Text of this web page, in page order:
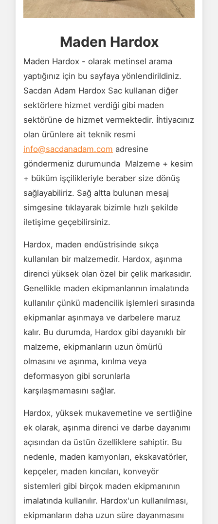
Maden Hardox
Maden Hardox - olarak metinsel arama
yaptığınız için bu sayfaya yönlendirildiniz.
Sacdan Adam Hardox Sac kullanan diğer
sektörlere hizmet verdiği gibi maden
sektörüne de hizmet vermektedir. İhtiyacınız
olan ürünlere ait teknik resmi
info@sacdanadam.com adresine
göndermeniz durumunda Malzeme + kesim
+ büküm işçilikleriyle beraber size dönüş
sağlayabiliriz. Sağ altta bulunan mesaj
simgesine tıklayarak bizimle hızlı şekilde
iletişime geçebilirsiniz.
Hardox, maden endüstrisinde sıkça
kullanılan bir malzemedir. Hardox, aşınma
direnci yüksek olan özel bir çelik markasıdır.
Genellikle maden ekipmanlarının imalatında
kullanılır çünkü madencilik işlemleri sırasında
ekipmanlar aşınmaya ve darbelere maruz
kalır. Bu durumda, Hardox gibi dayanıklı bir
malzeme, ekipmanların uzun ömürlü
olmasını ve aşınma, kırılma veya
deformasyon gibi sorunlarla
karşılaşmamasını sağlar.
Hardox, yüksek mukavemetine ve sertliğine
ek olarak, aşınma direnci ve darbe dayanımı
açısından da üstün özelliklere sahiptir. Bu
nedenle, maden kamyonları, ekskavatörler,
kepçeler, maden kırıcıları, konveyör
sistemleri gibi birçok maden ekipmanının
imalatında kullanılır. Hardox'un kullanılması,
ekipmanların daha uzun süre dayanmasını